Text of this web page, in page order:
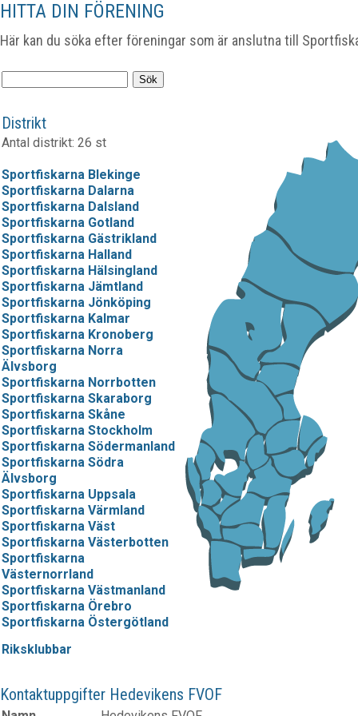
HITTA DIN FÖRENING
Här kan du söka efter föreningar som är anslutna till
Distrikt
Antal distrikt: 26 st
Sportfiskarna Blekinge
Sportfiskarna Dalarna
Sportfiskarna Dalsland
Sportfiskarna Gotland
Sportfiskarna Gästrikland
Sportfiskarna Halland
Sportfiskarna Hälsingland
Sportfiskarna Jämtland
Sportfiskarna Jönköping
Sportfiskarna Kalmar
Sportfiskarna Kronoberg
Sportfiskarna Norra
Älvsborg
Sportfiskarna Norrbotten
Sportfiskarna Skaraborg
Sportfiskarna Skåne
Sportfiskarna Stockholm
Sportfiskarna Södermanland
Sportfiskarna Södra
Älvsborg
Sportfiskarna Uppsala
Sportfiskarna Värmland
Sportfiskarna Väst
Sportfiskarna Västerbotten
Sportfiskarna
Västernorrland
Sportfiskarna Västmanland
Sportfiskarna Örebro
Sportfiskarna Östergötland
Riksklubbar
Kontaktuppgifter Hedevikens FVOF